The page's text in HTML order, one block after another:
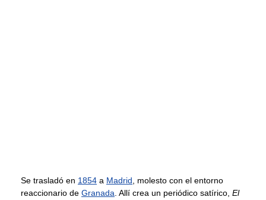
Se trasladó en 1854 a Madrid , molesto con el entorno
reaccionario de Granada . Allí crea un periódico satírico, El